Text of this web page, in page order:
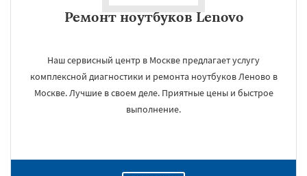
Ремонт ноутбуков Lenovo
Наш сервисный центр в Москве предлагает услугу
комплексной диагностики и ремонта ноутбуков Леново в
Москве. Лучшие в своем деле. Приятные цены и быстрое
выполнение.